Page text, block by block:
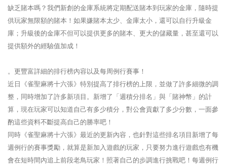
缺乏賭本嗎？我們新創的金庫系統將定期配送賭本到玩家的金庫，隨時提
供玩家無限額的賭本！如果嫌賭本太少、金庫太小，還可以自行升級金
庫；升級後的金庫不但可以提供更多的賭本、更大的儲藏量，甚至還可以
提供額外的經驗值加成！
。更豐富詳細的排行榜內容以及每周例行賽事！
近日《雀聖麻將十六張》特別提高了排行榜的上限，並做了許多細微的調
整，同時增加了許多新項目。新增了「週積分排名」與「賭神幣」的計
算，現在玩家可以知道自己有多少積分，對公會貢獻了多少分數，一面參
酌這些資料不斷提高自己的勝率吧！
同時《雀聖麻將十六張》最近的更新內容，也針對這些排名項目新增了每
週例行的賽事獎勵，就算是新加入遊戲的玩家，只要努力進行遊戲也有機
會在短時間內追上前段老鳥玩家！照著自己的步調進行挑戰吧！每週例行